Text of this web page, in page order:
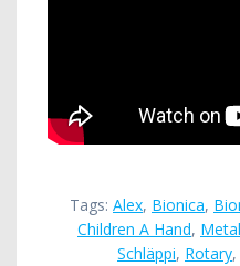
Tags: Alex, Bionica,
Children A Hand,
Schläppi, Rotary,